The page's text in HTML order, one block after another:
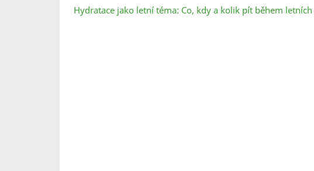
Hydratace jako letní téma: Co, kdy a kolik pít během letních